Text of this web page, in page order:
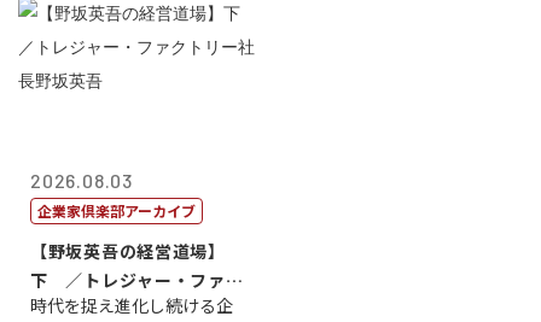
2026.08.03
企業家倶楽部アーカイブ
【野坂英吾の経営道場】
下 ／トレジャー・ファク
トリー社長野坂...
時代を捉え進化し続ける企